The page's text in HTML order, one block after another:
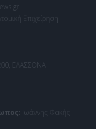
Επιχείρηση
ΕΛΑΣΣΟΝΑ
Ιωάννης Φακής